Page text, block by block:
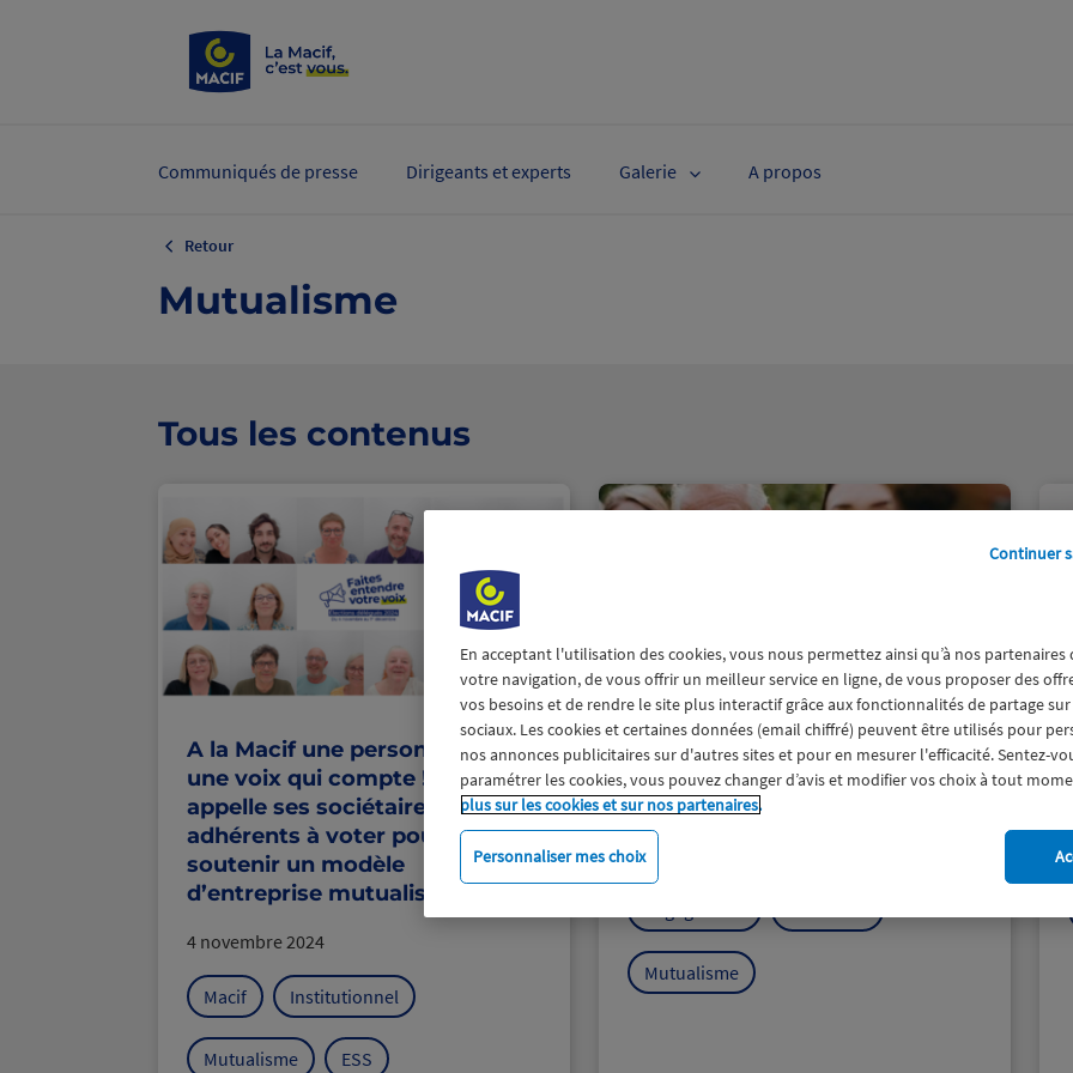
Communiqués de presse Dirigeants et experts Galerie A propos
Retour
Mutualisme
Tous les contenus
A la Macif une personne, c’est
une voix qui compte ! La Macif
appelle ses sociétaires et
adhérents à voter pour
soutenir un modèle
d’entreprise mutualiste.
4 novembre 2024
Macif Institutionnel
Mutualisme ESS
Tous solidaires - Des dispositifs
de solidarité pour faire face à
tous les aléas de la vie
3 juin 2024
Mutualisme
En acceptant l'utilisation des cookies, vous nous permettez ainsi qu’à nos
votre navigation, de vous offrir un meilleur service en ligne, de vous proposer des
vos besoins et de rendre le site plus interactif grâce aux fonctionnalités de partage sur
sociaux. Les cookies et certaines données (email chiffré) peuvent être utilisés pour
nos annonces publicitaires sur d'autres sites et pour en mesurer l'efficacité. Sentez-
paramétrer les cookies, vous pouvez changer d’avis et modifier vos choix à tout
plus sur les cookies et sur nos partenaires.
Personnaliser mes choix
Continuer